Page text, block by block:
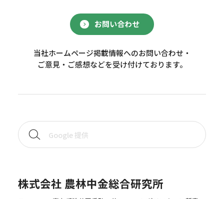
お問い合わせ
当社ホームページ掲載情報へのお問い合わせ・
ご意見・ご感想などを受け付けております。
株式会社 農林中金総合研究所